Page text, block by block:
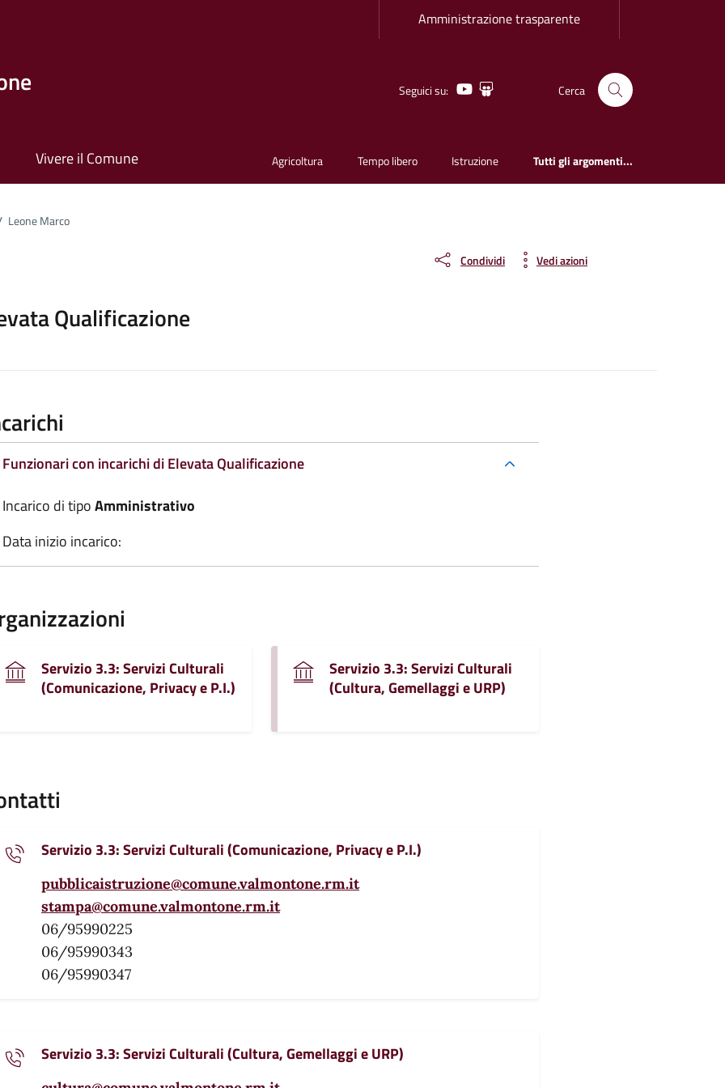
Amministrazione trasparente
Seguici su: YoutubeSlideshare Cerca
Vivere il Comune Agricoltura Tempo libero Istruzione Tutti gli argomenti...
Leone Marco
Qualificazione
Condividi Vedi azioni
Funzionari con incarichi di Elevata Qualificazione
Incarico di tipoAmministrativo
Data inizio incarico:
Servizio 3.3: Servizi Culturali
(Comunicazione, Privacy e P.I.)
Servizio 3.3: Servizi Culturali
(Cultura, Gemellaggi e URP)
Servizio 3.3: Servizi Culturali (Comunicazione, Privacy e P.I.)
pubblicaistruzione@comune.valmontone.rm.it
stampa@comune.valmontone.rm.it
06/95990225
06/95990343
06/95990347
Servizio 3.3: Servizi Culturali (Cultura, Gemellaggi e URP)